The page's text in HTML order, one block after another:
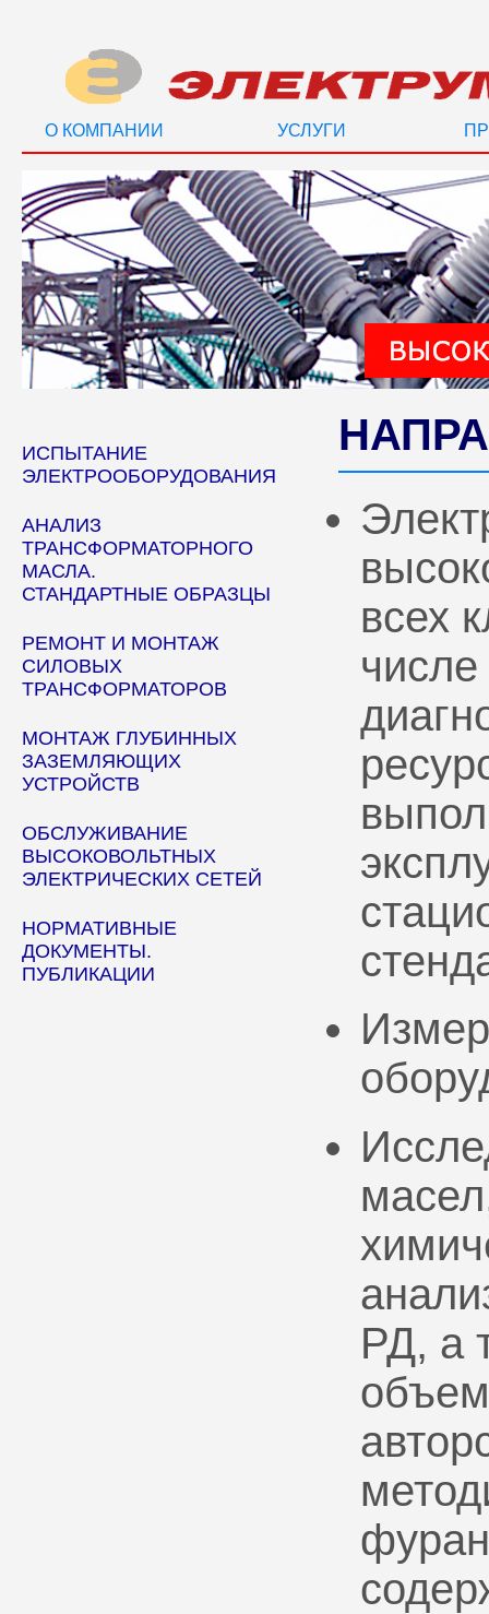
О КОМПАНИИ УСЛУГИ
ИСПЫТАНИЕ
ЭЛЕКТРООБОРУДОВАНИЯ
АНАЛИЗ
ТРАНСФОРМАТОРНОГО
МАСЛА.
СТАНДАРТНЫЕ ОБРАЗЦЫ
РЕМОНТ И МОНТАЖ
СИЛОВЫХ
ТРАНСФОРМАТОРОВ
МОНТАЖ ГЛУБИННЫХ
ЗАЗЕМЛЯЮЩИХ
УСТРОЙСТВ
ОБСЛУЖИВАНИЕ
ВЫСОКОВОЛЬТНЫХ
ЭЛЕКТРИЧЕСКИХ СЕТЕЙ
НОРМАТИВНЫЕ
ДОКУМЕНТЫ.
ПУБЛИКАЦИИ
всех
РД, а